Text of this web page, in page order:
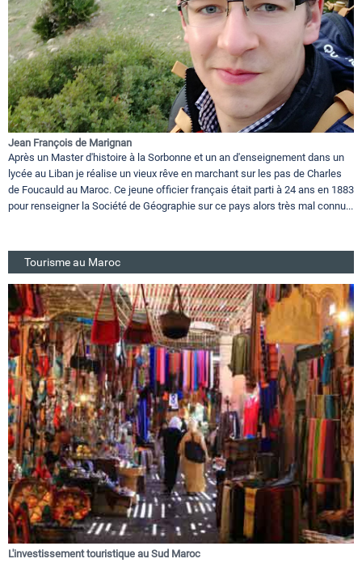
Jean François de Marignan
Après un Master d'histoire à la Sorbonne et un an d'enseignement dans un
lycée au Liban je réalise un vieux rêve en marchant sur les pas de Charles
de Foucauld au Maroc. Ce jeune officier français était parti à 24 ans en 1883
pour renseigner la Société de Géographie sur ce pays alors très mal connu...
Tourisme au Maroc
L'investissement touristique au Sud Maroc